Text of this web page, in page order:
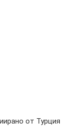
от Турция